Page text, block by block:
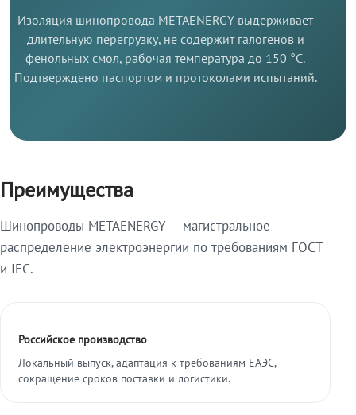
Изоляция шинопровода METAENERGY выдерживает
длительную перегрузку, не содержит галогенов и
фенольных смол, рабочая температура до 150 °C.
Подтверждено паспортом и протоколами испытаний.
Преимущества
Шинопроводы METAENERGY — магистральное
распределение электроэнергии по требованиям ГОСТ
и IEC.
Российское производство
Локальный выпуск, адаптация к требованиям ЕАЭС,
сокращение сроков поставки и логистики.